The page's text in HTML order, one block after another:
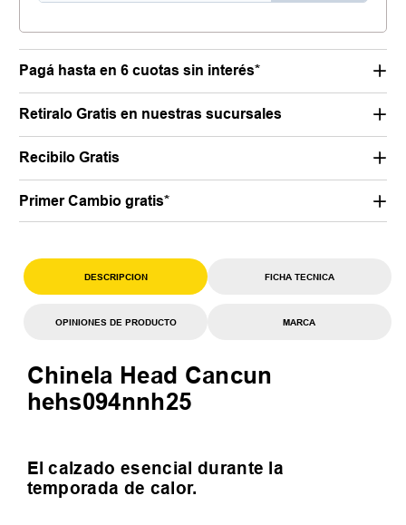
Pagá hasta en 6 cuotas sin interés*
Retiralo Gratis en nuestras sucursales
Recibilo Gratis
Primer Cambio gratis*
DESCRIPCION FICHA TECNICA
OPINIONES DE PRODUCTO MARCA
Chinela Head Cancun
hehs094nnh25
El calzado esencial durante la
temporada de calor.